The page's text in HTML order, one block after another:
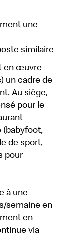
une
similaire
en œuvre
un cadre de
Au siège,
pour le
(babyfoot,
de sport,
pour
à une
semaine en
en
via